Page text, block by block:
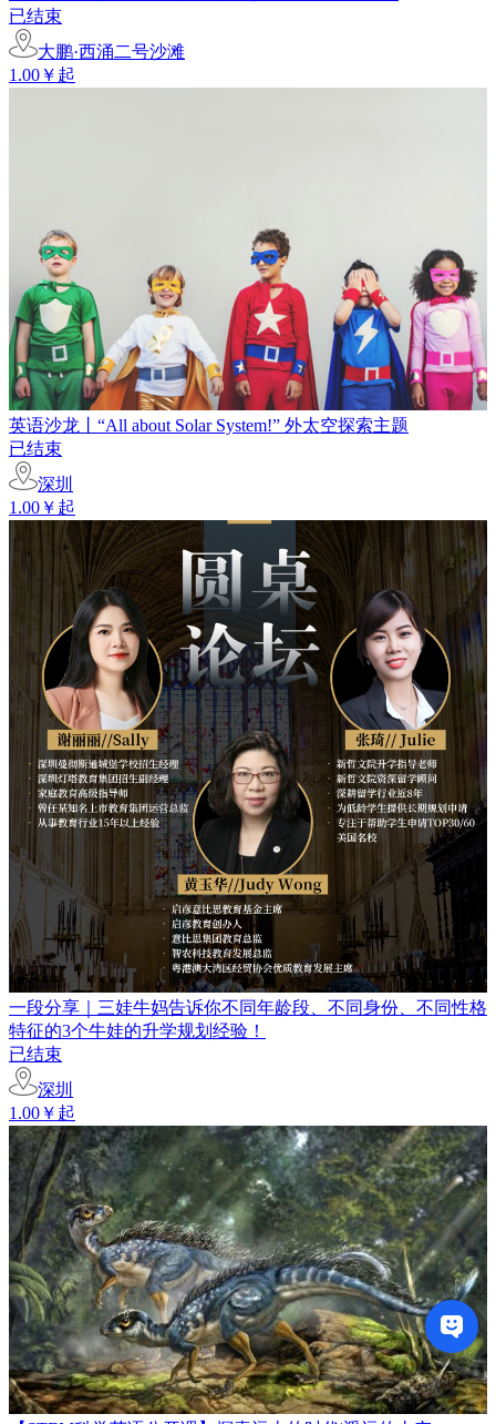
已结束
大鹏·西涌二号沙滩
1.00￥起
英语沙龙丨“All about Solar System!” 外太空探索主题
已结束
深圳
1.00￥起
一段分享｜三娃牛妈告诉你不同年龄段、不同身份、不同性格
特征的3个牛娃的升学规划经验！
已结束
深圳
1.00￥起